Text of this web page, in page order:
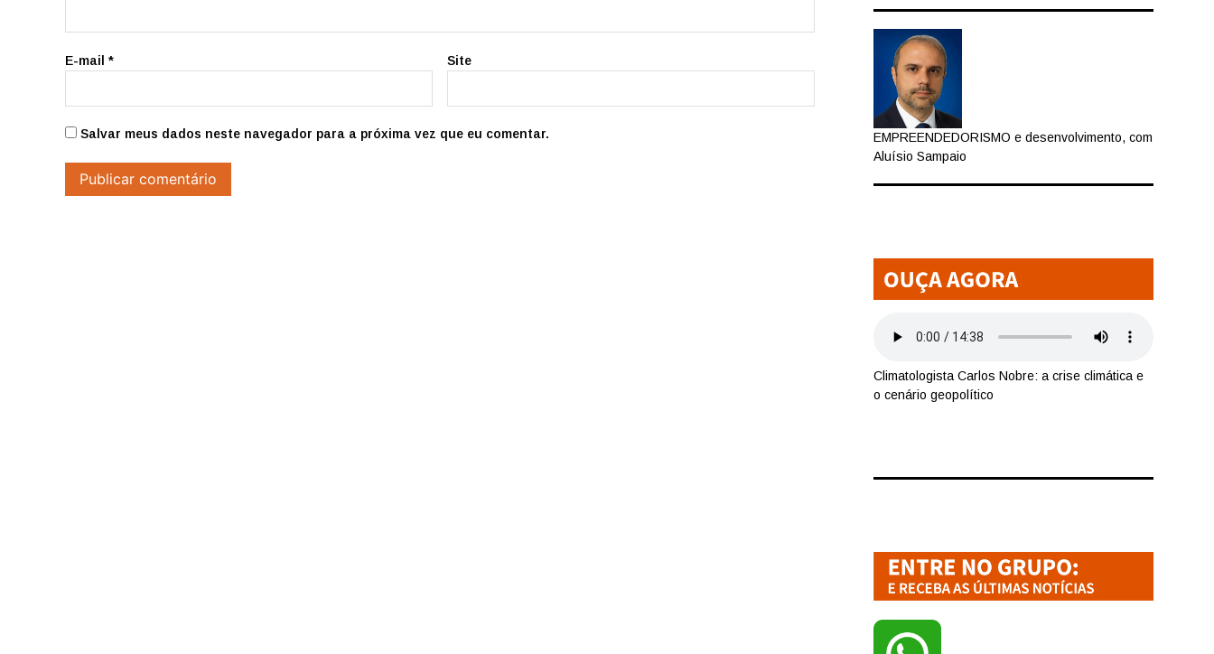
E-mail * Site
Salvar meus dados neste navegador para a próxima vez que eu comentar.
EMPREENDEDORISMO e desenvolvimento, com
Aluísio Sampaio
Climatologista Carlos Nobre: a crise climática e
o cenário geopolítico